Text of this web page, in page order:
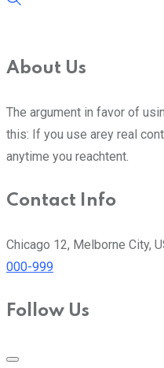
About Us
The argument in favor of
this: If you use arey real
anytime you reachtent.
Contact Info
Chicago 12, Melborne City,
000-999
Follow Us